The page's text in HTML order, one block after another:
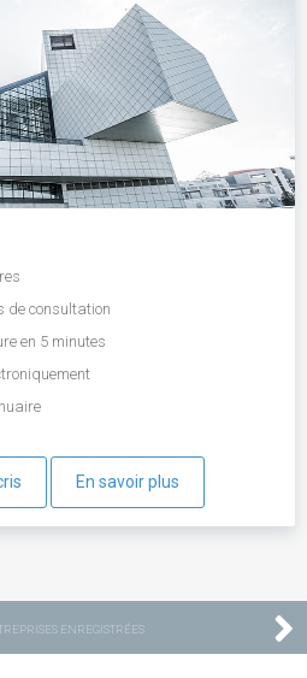
de consultation
en 5 minutes
En savoir plus
ENREGISTRÉES